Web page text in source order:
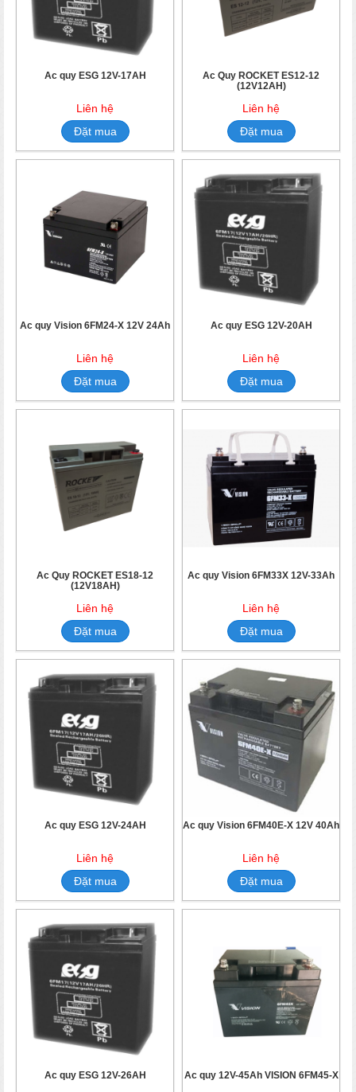
Ắc quy ESG 12V-17AH
Liên hệ
Đặt mua
Ắc Quy ROCKET ES12-12
(12V12AH)
Liên hệ
Đặt mua
Ắc quy Vision 6FM24-X 12V 24Ah
Liên hệ
Đặt mua
Ắc quy ESG 12V-20AH
Liên hệ
Đặt mua
Ắc Quy ROCKET ES18-12
(12V18AH)
Liên hệ
Đặt mua
Ắc quy Vision 6FM33X 12V-33Ah
Liên hệ
Đặt mua
Ắc quy ESG 12V-24AH
Liên hệ
Đặt mua
Ắc quy Vision 6FM40E-X 12V 40Ah
Liên hệ
Đặt mua
Ắc quy ESG 12V-26AH Ắc quy 12V-45Ah VISION 6FM45-X